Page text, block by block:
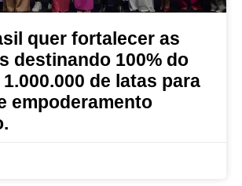
quer fortalecer as
destinando 100% do
1.000.000 de latas para
empoderamento